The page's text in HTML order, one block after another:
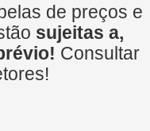
de preços e
sujeitas a,
Consultar